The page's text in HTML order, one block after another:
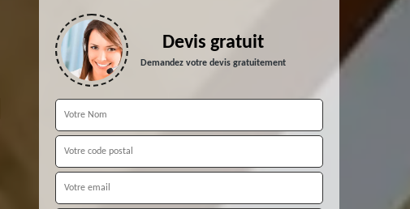
Devis gratuit
Demandez votre devis gratuitement